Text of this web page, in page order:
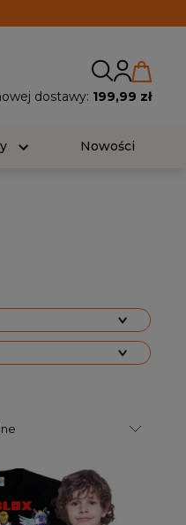
dostawy: 199,99 zł
Nowości